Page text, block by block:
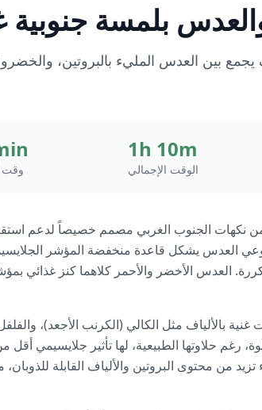
بلمسة جنوبية
يجمع بين العدس المليء بالبروتين،
وقت
1h 10m
الوقت الإجمالي
نكهات الجنوب الغربي مصمم خصيصاً لدعم
العدس يشكل قاعدة منخفضة المؤشر
بالألياف مثل الكالي (الكرنب الأجعد)،
رغم حلاوتها الطبيعية، لها تأثير جلايسيمي أقل
من محتوى البروتين والألياف القابلة للذوبان،